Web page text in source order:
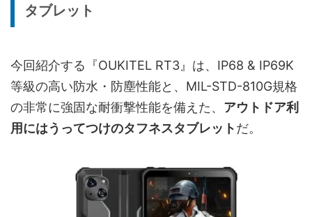
タブレット
今回紹介する『OUKITEL RT3』は、IP68 & IP69K
等級の高い防水・防塵性能と、MIL-STD-810G規格
の非常に強固な耐衝撃性能を備えた、 アウトドア利
用にはうってつけのタフネスタブレットだ。